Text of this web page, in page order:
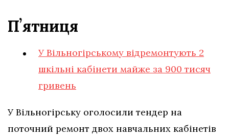
Пʼятниця
У Вільногірському відремонтують 2
шкільні кабінети майже за 900 тисяч
гривень
У Вільногірську оголосили тендер на
поточний ремонт двох навчальних кабінетів